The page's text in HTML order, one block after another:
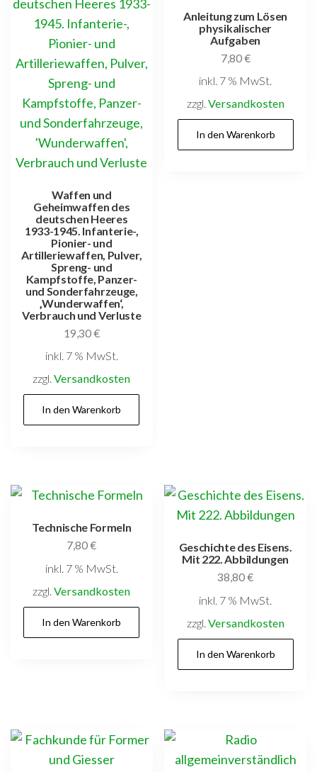
Waffen und
Geheimwaffen des
deutschen Heeres
1933-1945. Infanterie-,
Pionier- und
Artilleriewaffen, Pulver,
Spreng- und
Kampfstoffe, Panzer-
und Sonderfahrzeuge,
‚Wunderwaffen‘,
Verbrauch und Verluste
19,30€
inkl. 7 % MwSt.
zzgl.Versandkosten
In den Warenkorb
Anleitung zum Lösen
physikalischer
Aufgaben
7,80€
inkl. 7 % MwSt.
zzgl. Versandkosten
In den Warenkorb
Technische Formeln
7,80€
inkl. 7 % MwSt.
zzgl.Versandkosten
In den Warenkorb
Geschichte des Eisens.
Mit 222. Abbildungen
38,80€
inkl. 7 % MwSt.
zzgl. Versandkosten
In den Warenkorb